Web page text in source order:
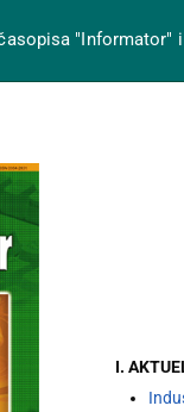
"Informator" i
I.